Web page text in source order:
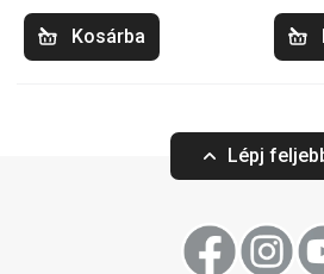
Kosárba
Lépj